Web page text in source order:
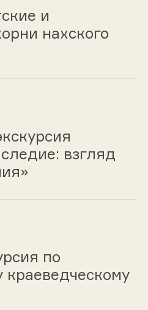
и
нахского
взгляд
по
краеведческому